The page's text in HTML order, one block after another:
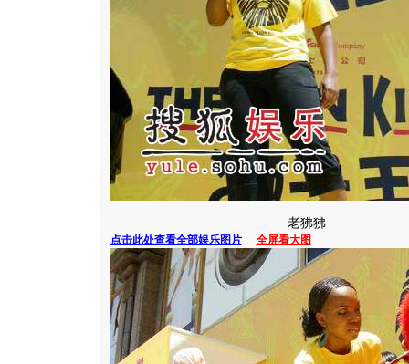
老狒狒
点击此处查看全部娱乐图片 全屏看大图